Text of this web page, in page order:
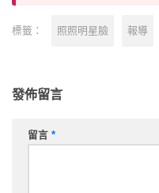
標籤： 照照明星臉 報導
發佈留言
留言 *